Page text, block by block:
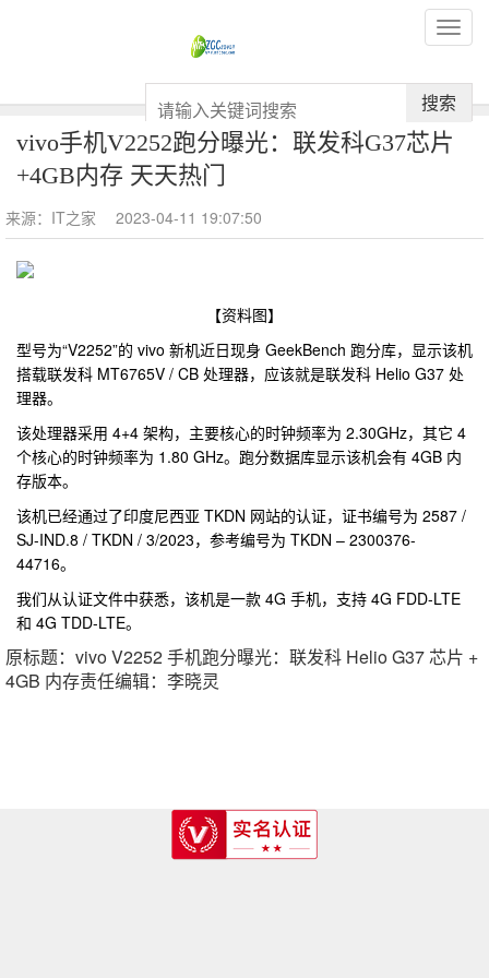
搜索
vivo手机V2252跑分曝光：联发科G37芯片
+4GB内存 天天热门
来源：IT之家 2023-04-11 19:07:50
【资料图】
型号为“V2252”的 vivo 新机近日现身 GeekBench 跑分库，显示该机
搭载联发科 MT6765V / CB 处理器，应该就是联发科 Helio G37 处
理器。
该处理器采用 4+4 架构，主要核心的时钟频率为 2.30GHz，其它 4
个核心的时钟频率为 1.80 GHz。跑分数据库显示该机会有 4GB 内
存版本。
该机已经通过了印度尼西亚 TKDN 网站的认证，证书编号为 2587 /
SJ-IND.8 / TKDN / 3/2023，参考编号为 TKDN – 2300376-
44716。
我们从认证文件中获悉，该机是一款 4G 手机，支持 4G FDD-LTE
和 4G TDD-LTE。
原标题：vivo V2252 手机跑分曝光：联发科 Helio G37 芯片 +
4GB 内存责任编辑：李晓灵